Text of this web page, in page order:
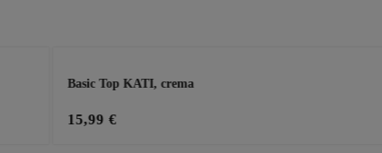
Basic Top KATI, crema
15,99 €